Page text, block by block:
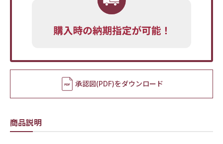
承認図(PDF)をダウンロード
商品説明